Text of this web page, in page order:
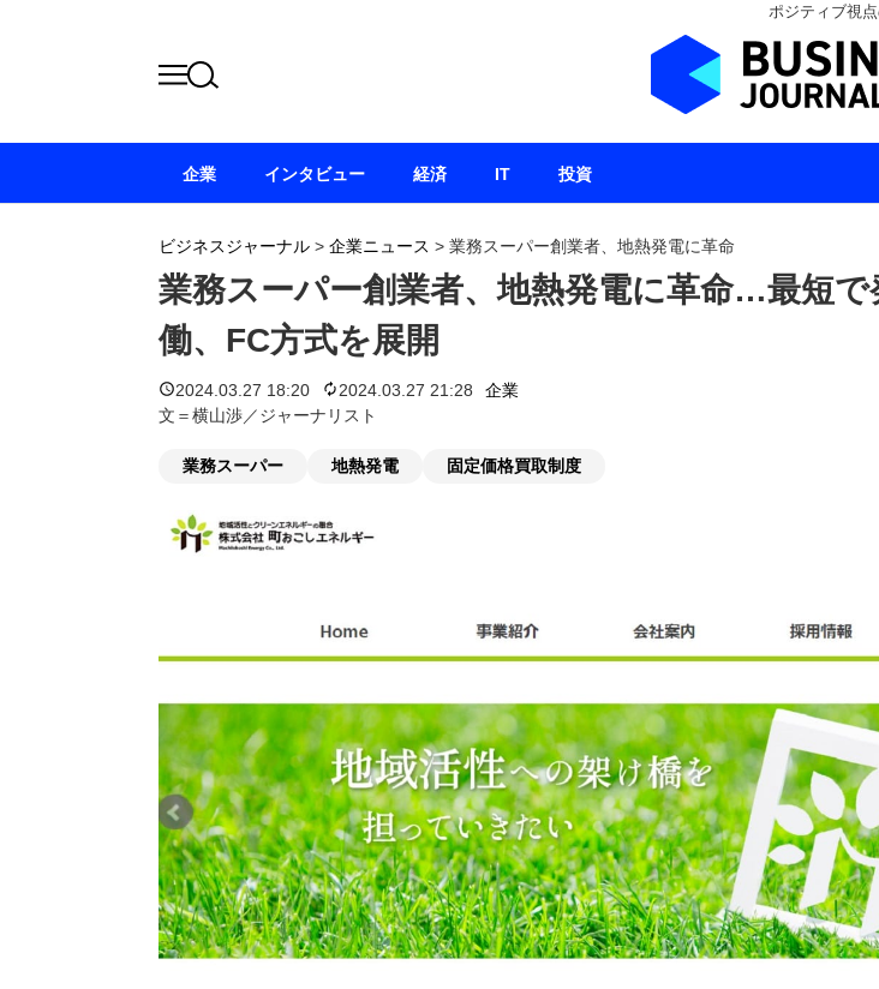
ポジティブ視
ビジネスジャーナル > 企業ニュース > 業務スーパー創業者、地熱発電に革命
業務スーパー創業者、地熱発電に革命…最短で
働、FC方式を展開
2024.03.27 18:20 2024.03.27 21:28
企業
文＝横山渉／ジャーナリスト
業務スーパー 地熱発電 固定価格買取制度
企業 インタビュー 経済 IT 投資